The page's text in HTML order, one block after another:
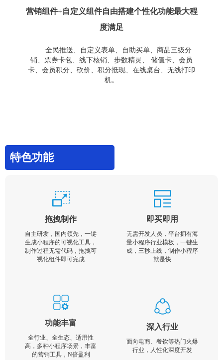
营销组件+自定义组件自由搭建个性化功能最大程
度满足
全民推送、自定义表单、自助买单、商品三级分
销、票券卡包、线下核销、步数精灵、 储值卡、会员
卡、会员积分、砍价、积分抵现、在线桌台、无线打印
机。
特色功能
拖拽制作
自主研发，国内领先，一键
生成小程序的可视化工具，
制作过程无需代码，拖拽可
视化组件即可完成
即买即用
无需开发人员，平台拥有海
量小程序行业模板，一键生
成，三秒上线，制作小程序
就是快
功能丰富
全行业、全生态、适用性
高，多种小程序场景，丰富
的营销工具，N倍盈利
深入行业
面向电商、餐饮等热门火爆
行业，人性化深度开发